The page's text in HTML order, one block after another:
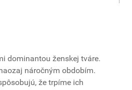
dominantou ženskej tváre.
náročným obdobím.
že trpíme ich